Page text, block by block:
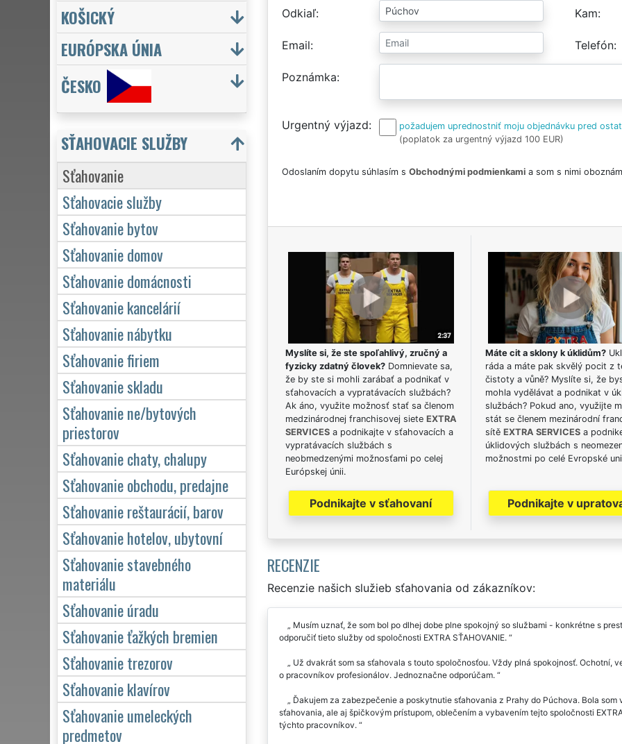
Odkiaľ Kam
Email Telefón
Poznámka
Urgentný výjazd
požadujem uprednostniť moju objednávku pred
(poplatok za urgentný výjazd 100 EUR)
Odoslaním dopytu súhlasím s Obchodnými podmienkamia som s nimi
Myslíte si, že ste spoľahlivý, zručný a
fyzicky zdatný človek?Domnievate sa,
že by ste si mohli zarábať a podnikať v
sťahovacích a vypratávacích službách?
Ak áno, využite možnosť stať sa členom
medzinárodnej franchisovej siete EXTRA
SERVICESa podnikajte v sťahovacích a
vypratávacích službách s
neobmedzenými možnosťami po celej
Európskej únii.
Podnikajte v sťahovaní
Máte cit a sklony k úklidům?
ráda a máte pak skvělý pocit z
čistoty a vůně? Myslíte si, že
mohla vydělávat a podnikat v
službách? Pokud ano, využijte
stát se členem mezinárodní
sítě EXTRA SERVICESa
úklidových službách s
možnostmi po celé Evropské
Podnikajte v
RECENZIE
Recenzie našich služieb sťahovania od zákazníkov:
Musím uznať, že som bol po dlhej dobe plne spokojný so službami - konkrétne s
odporučiť tieto služby od spoločnosti EXTRA SŤAHOVANIE.
Už dvakrát som sa sťahovala s touto spoločnosťou. Vždy plná spokojnosť. Ochotní,
o pracovníkov profesionálov. Jednoznačne odporúčam.
Ďakujem za zabezpečenie a poskytnutie sťahovania z Prahy do Púchova. Bola
sťahovania, ale aj špičkovým prístupom, oblečením a vybavením tejto spoločnosti
týchto pracovníkov.
KOŠICKÝ
EURÓPSKA ÚNIA
ČESKO
SŤAHOVACIE SLUŽBY
Sťahovanie
Sťahovacie služby
Sťahovanie bytov
Sťahovanie domov
Sťahovanie domácnosti
Sťahovanie kancelárií
Sťahovanie nábytku
Sťahovanie firiem
Sťahovanie skladu
Sťahovanie ne/bytových
priestorov
Sťahovanie chaty, chalupy
Sťahovanie obchodu, predajne
Sťahovanie reštaurácií, barov
Sťahovanie hotelov, ubytovní
Sťahovanie stavebného
materiálu
Sťahovanie úradu
Sťahovanie ťažkých bremien
Sťahovanie trezorov
Sťahovanie klavírov
Sťahovanie umeleckých
predmetov